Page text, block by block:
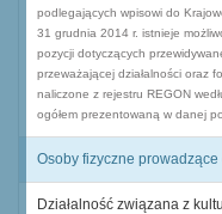
podlegających wpisowi do
31 grudnia 2014 r. istnieje
pozycji dotyczących
przeważającej działalności oraz
naliczone z rejestru REGON
ogółem prezentowaną w danej
Osoby fizyczne
Działalność związana z